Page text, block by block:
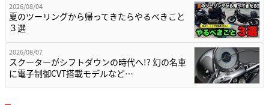
2026/08/04
夏のツーリングから帰ってきたらやるべきこと
３選
2026/08/07
スクーターがシフトダウンの時代へ!? 幻の名車
に電子制御CVT搭載モデルなど…